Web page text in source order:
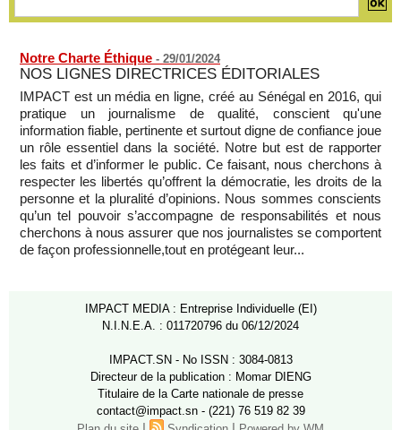
Notre Charte Éthique - 29/01/2024
NOS LIGNES DIRECTRICES ÉDITORIALES
IMPACT est un média en ligne, créé au Sénégal en 2016, qui
pratique un journalisme de qualité, conscient qu'une
information fiable, pertinente et surtout digne de confiance joue
un rôle essentiel dans la société. Notre but est de rapporter
les faits et d’informer le public. Ce faisant, nous cherchons à
respecter les libertés qu’offrent la démocratie, les droits de la
personne et la pluralité d’opinions. Nous sommes conscients
qu’un tel pouvoir s’accompagne de responsabilités et nous
cherchons à nous assurer que nos journalistes se comportent
de façon professionnelle,tout en protégeant leur...
IMPACT MEDIA : Entreprise Individuelle (EI)
N.I.N.E.A. : 011720796 du 06/12/2024
IMPACT.SN - No ISSN : 3084-0813
Directeur de la publication : Momar DIENG
Titulaire de la Carte nationale de presse
contact@impact.sn - (221) 76 519 82 39